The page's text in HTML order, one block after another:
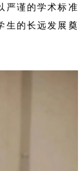
严谨的学术标准
生的长远发展奠